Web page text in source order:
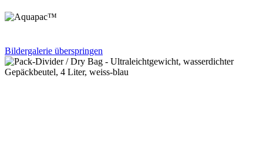
Bildergalerie überspringen